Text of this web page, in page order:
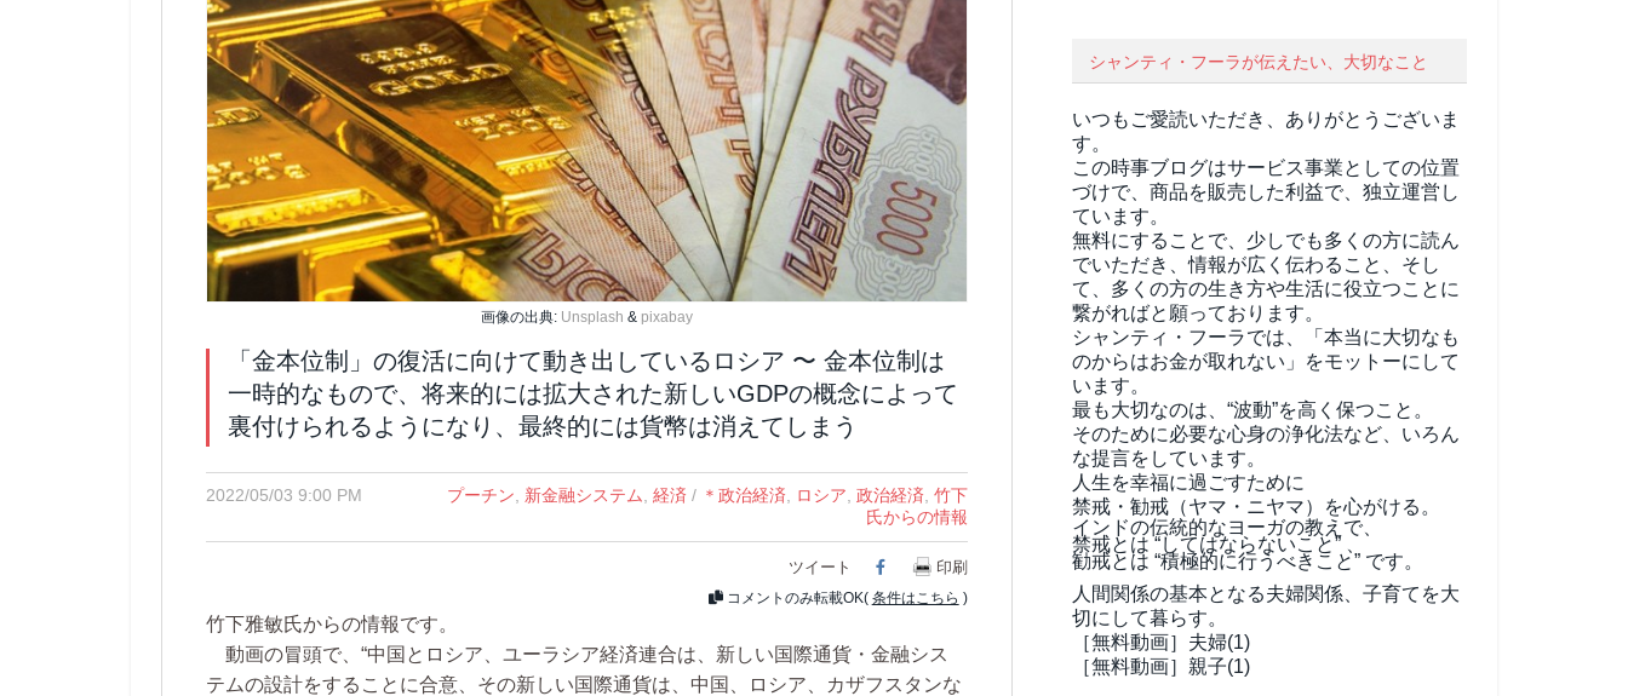
画像の出典: Unsplash & pixabay
「金本位制」の復活に向けて動き出しているロシア 〜 金本位制は
一時的なもので、将来的には拡大された新しいGDPの概念によって
裏付けられるようになり、最終的には貨幣は消えてしまう
2022/05/03 9:00 PM プーチン 新金融システム 経済 / ＊政治経済 ロシア 政治経済 竹下
氏からの情報
ツイート Facebook
印刷
コメントのみ転載OK( 条件はこちら )
竹下雅敏氏からの情報です。
動画の冒頭で、“中国とロシア、ユーラシア経済連合は、新しい国際通貨・金融シス
テムの設計をすることに合意、その新しい国際通貨は、中国、ロシア、カザフスタンな
シャンティ・フーラが伝えたい、大切なこと
いつもご愛読いただき、ありがとうございま
す。
この時事ブログはサービス事業としての位置
づけで、商品を販売した利益で、独立運営し
ています。
無料にすることで、少しでも多くの方に読ん
でいただき、情報が広く伝わること、そし
て、 多くの方の生き方や生活に役立つことに
繋がればと願っております。
シャンティ・フーラでは、「本当に大切なも
のからはお金が取れない」をモットーにして
います。
最も大切なのは、“波動”を高く保つこと。
そのために必要な心身の浄化法など、いろん
な提言をしています。
人生を幸福に過ごすために
禁戒・勧戒（ヤマ・ニヤマ）を心がける。
インドの伝統的なヨーガの教えで、
禁戒とは “してはならないこと” 、
勧戒とは “積極的に行うべきこと” です。
人間関係の基本となる夫婦関係、子育てを大
切にして暮らす。
［無料動画］夫婦(1)
［無料動画］親子(1)